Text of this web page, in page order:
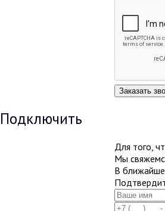
Подключить
Для того,
Мы
В